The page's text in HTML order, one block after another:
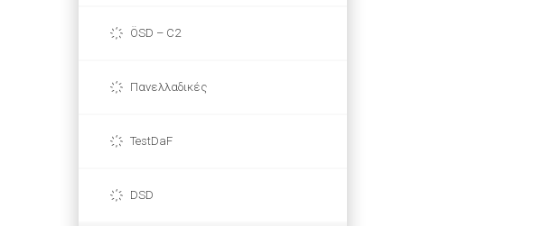
ÖSD – C2
Πανελλαδικές
TestDaF
DSD